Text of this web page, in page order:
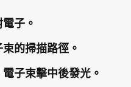
子。
的掃描路徑。
子束擊中後發光。